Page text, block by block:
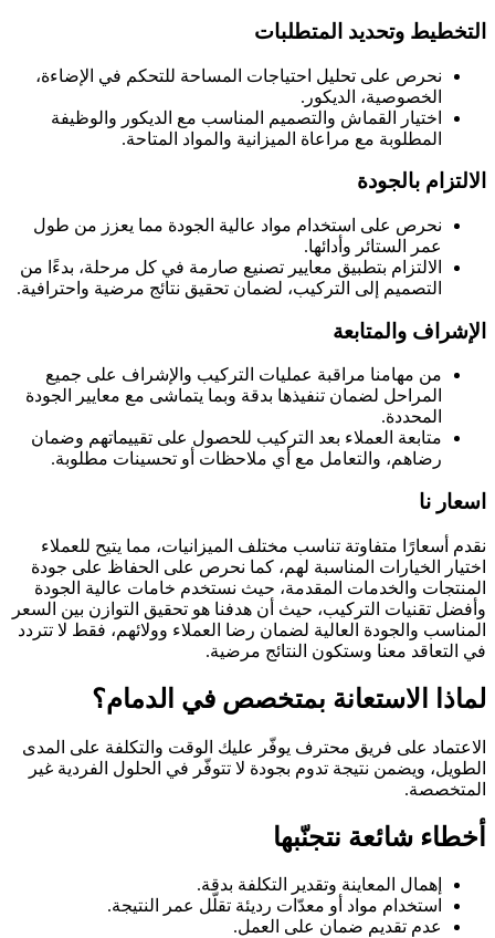
التخطيط وتحديد المتطلبات
نحرص على تحليل احتياجات المساحة للتحكم في الإضاءة،
الخصوصية، الديكور.
اختيار القماش والتصميم المناسب مع الديكور والوظيفة
المطلوبة مع مراعاة الميزانية والمواد المتاحة.
الالتزام بالجودة
نحرص على استخدام مواد عالية الجودة مما يعزز من طول
عمر الستائر وأدائها.
الالتزام بتطبيق معايير تصنيع صارمة في كل مرحلة، بدءًا من
التصميم إلى التركيب، لضمان تحقيق نتائج مرضية واحترافية.
الإشراف والمتابعة
من مهامنا مراقبة عمليات التركيب والإشراف على جميع
المراحل لضمان تنفيذها بدقة وبما يتماشى مع معايير الجودة
المحددة.
متابعة العملاء بعد التركيب للحصول على تقييماتهم وضمان
رضاهم، والتعامل مع أي ملاحظات أو تحسينات مطلوبة.
اسعار نا
نقدم أسعارًا متفاوتة تناسب مختلف الميزانيات، مما يتيح للعملاء
اختيار الخيارات المناسبة لهم، كما نحرص على الحفاظ على جودة
المنتجات والخدمات المقدمة، حيث نستخدم خامات عالية الجودة
وأفضل تقنيات التركيب، حيث أن هدفنا هو تحقيق التوازن بين السعر
المناسب والجودة العالية لضمان رضا العملاء وولائهم، فقط لا تتردد
في التعاقد معنا وستكون النتائج مرضية.
لماذا الاستعانة بمتخصص في الدمام؟
الاعتماد على فريق محترف يوفّر عليك الوقت والتكلفة على المدى
الطويل، ويضمن نتيجة تدوم بجودة لا تتوفّر في الحلول الفردية غير
المتخصصة.
أخطاء شائعة نتجنّبها
إهمال المعاينة وتقدير التكلفة بدقة.
استخدام مواد أو معدّات رديئة تقلّل عمر النتيجة.
عدم تقديم ضمان على العمل.